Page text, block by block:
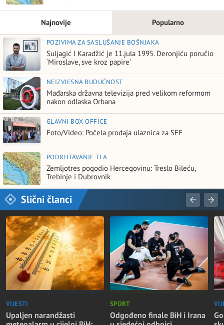
Najnovije Popularno
POZIVIMA ZA SASLUŠANJE BOŠNJAKA
Suljagić I Karadžić je 11.jula 1995. Deronjiću poručio
‘Miroslave, sve kroz papire’
NEIZVJESNA BUDUĆNOST
Mađarska državna televizija pred velikom reformom
nakon odlaska Orbana
GLAVNI BOX OFFICE
Foto/Video: Počela prodaja ulaznica za SFF
PODRHTAVANJE TLA
Zemljotres pogodio Hercegovinu: Treslo Bileću,
Trebinje i Dubrovnik
Slični članci
VIJESTI
Upaljen narandžasti
SPORT
Odgođeno finale BiH i Irana